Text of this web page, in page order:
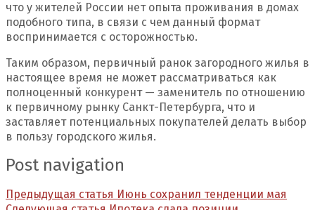
что у жителей России нет опыта проживания в домах
подобного типа, в связи с чем данный формат
воспринимается с осторожностью.
Таким образом, первичный ранок загородного жилья в
настоящее время не может рассматриваться как
полноценный конкурент — заменитель по отношению
к первичному рынку Санкт-Петербурга, что и
заставляет потенциальных покупателей делать выбор
в пользу городского жилья.
Post navigation
Предыдущая статья Июнь сохранил тенденции мая